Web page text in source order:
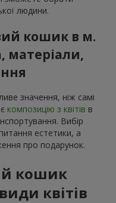
людини.
кошик в м.
матеріали,
значення, ніж самі
композицію з квітів в
Вибір
естетики, а
про подарунок.
кошик
квітів